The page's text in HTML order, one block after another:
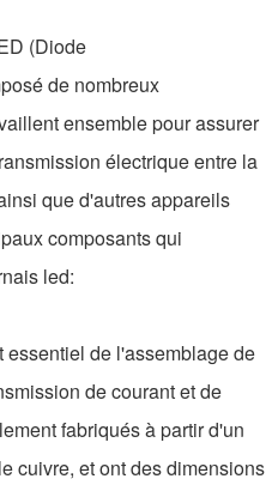
(Diode
de nombreux
ensemble pour assurer
électrique entre la
que d'autres appareils
composants qui
led:
essentiel de l'assemblage de
de courant et de
fabriqués à partir d'un
cuivre, et ont des dimensions